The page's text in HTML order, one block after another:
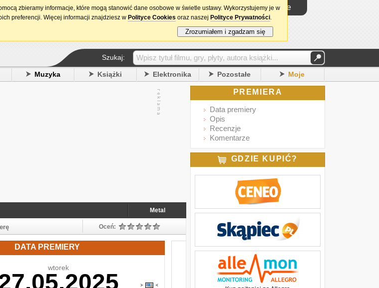
15. urodziny DataPremiery.pl Logowanie
Szukaj:
Muzyka Książki Elektronika Pozostałe Moje
Metal
Oceń:
DATA PREMIERY
wtorek
PREMIERA
Data premiery
Opis
Recenzje
Komentarze
GDZIE KUPIĆ?
zbieramy informacje, które mogą stanowić dane osobowe w świetle ustawy. Wykorzystujemy je w
preferencji. Więcej informacji znajdziesz w Polityce Cookies oraz naszej Polityce Prywatności.
Zrozumiałem i zgadzam się